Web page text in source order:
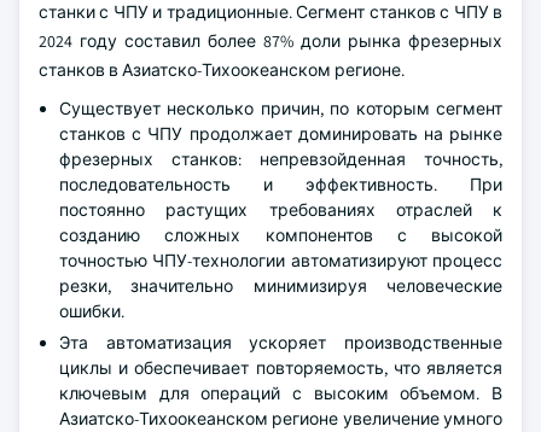
станки с ЧПУ и традиционные. Сегмент станков с ЧПУ в
2024 году составил более 87% доли рынка фрезерных
станков в Азиатско-Тихоокеанском регионе.
Существует несколько причин, по которым сегмент
станков с ЧПУ продолжает доминировать на рынке
фрезерных станков: непревзойденная точность,
последовательность и эффективность. При
постоянно растущих требованиях отраслей к
созданию сложных компонентов с высокой
точностью ЧПУ-технологии автоматизируют процесс
резки, значительно минимизируя человеческие
ошибки.
Эта автоматизация ускоряет производственные
циклы и обеспечивает повторяемость, что является
ключевым для операций с высоким объемом. В
Азиатско-Тихоокеанском регионе увеличение умного